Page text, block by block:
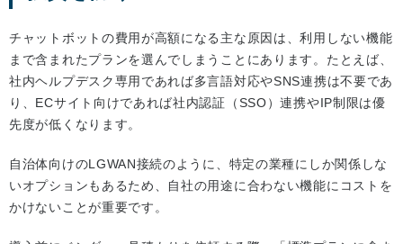
チャットボットの費用が高額になる主な原因は、利用しない機能
まで含まれたプランを選んでしまうことにあります。たとえば、
社内ヘルプデスク専用であれば多言語対応やSNS連携は不要であ
り、ECサイト向けであれば社内認証（SSO）連携やIP制限は優
先度が低くなります。
自治体向けのLGWAN接続のように、特定の業種にしか関係しな
いオプションもあるため、自社の用途に合わない機能にコストを
かけないことが重要です。